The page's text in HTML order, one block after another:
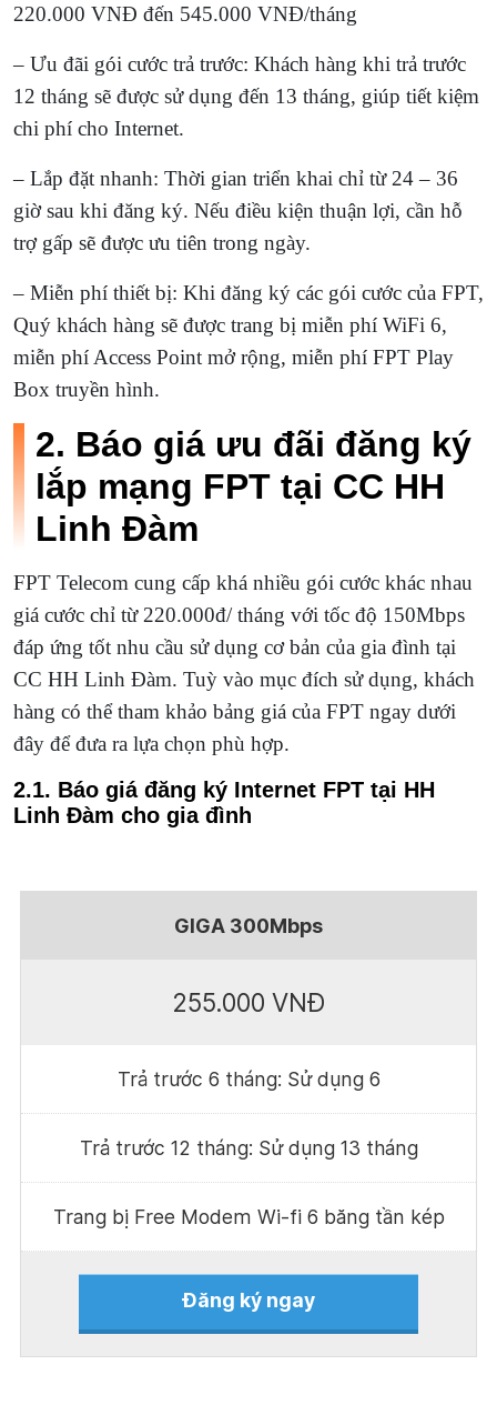
220.000 VNĐ đến 545.000 VNĐ/tháng
– Ưu đãi gói cước trả trước: Khách hàng khi trả trước
12 tháng sẽ được sử dụng đến 13 tháng, giúp tiết kiệm
chi phí cho Internet.
– Lắp đặt nhanh: Thời gian triển khai chỉ từ 24 – 36
giờ sau khi đăng ký. Nếu điều kiện thuận lợi, cần hỗ
trợ gấp sẽ được ưu tiên trong ngày.
– Miễn phí thiết bị: Khi đăng ký các gói cước của FPT,
Quý khách hàng sẽ được trang bị miễn phí WiFi 6,
miễn phí Access Point mở rộng, miễn phí FPT Play
Box truyền hình.
2. Báo giá ưu đãi đăng ký
lắp mạng FPT tại CC HH
Linh Đàm
FPT Telecom cung cấp khá nhiều gói cước khác nhau
giá cước chỉ từ 220.000đ/ tháng với tốc độ 150Mbps
đáp ứng tốt nhu cầu sử dụng cơ bản của gia đình tại
CC HH Linh Đàm. Tuỳ vào mục đích sử dụng, khách
hàng có thể tham khảo bảng giá của FPT ngay dưới
đây để đưa ra lựa chọn phù hợp.
2.1. Báo giá đăng ký Internet FPT tại HH
Linh Đàm cho gia đình
GIGA 300Mbps
255.000 VNĐ
Trả trước 6 tháng: Sử dụng 6
Trả trước 12 tháng: Sử dụng 13 tháng
Trang bị Free Modem Wi-fi 6 băng tần kép
Đăng ký ngay